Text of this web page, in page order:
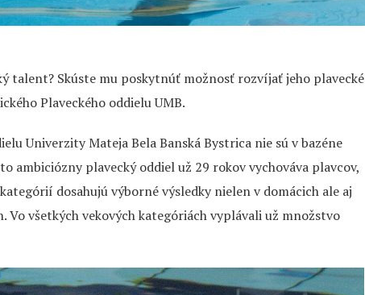
talent? Skúste mu poskytnúť možnosť rozvíjať jeho plavecké
Plaveckého oddielu UMB.
Univerzity Mateja Bela Banská Bystrica nie sú v bazéne
ambiciózny plavecký oddiel už 29 rokov vychováva plavcov,
dosahujú výborné výsledky nielen v domácich ale aj
Vo všetkých vekových kategóriách vyplávali už množstvo